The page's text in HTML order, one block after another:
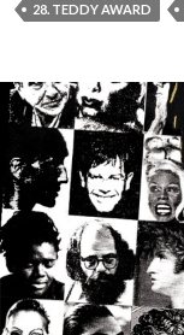
28. TEDDY AWARD